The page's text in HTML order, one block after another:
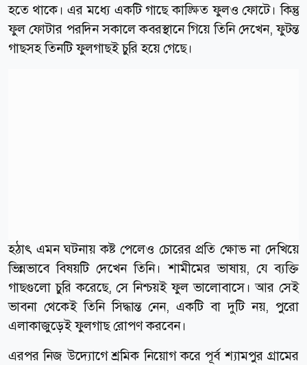
হতে থাকে। এর মধ্যে একটি গাছে কাঙ্ক্ষিত ফুলও ফোটে। কিন্তু
ফুল ফোটার পরদিন সকালে কবরস্থানে গিয়ে তিনি দেখেন, ফুটন্ত
গাছসহ তিনটি ফুলগাছই চুরি হয়ে গেছে।
হঠাৎ এমন ঘটনায় কষ্ট পেলেও চোরের প্রতি ক্ষোভ না দেখিয়ে
ভিন্নভাবে বিষয়টি দেখেন তিনি। শামীমের ভাষায়, যে ব্যক্তি
গাছগুলো চুরি করেছে, সে নিশ্চয়ই ফুল ভালোবাসে। আর সেই
ভাবনা থেকেই তিনি সিদ্ধান্ত নেন, একটি বা দুটি নয়, পুরো
এলাকাজুড়েই ফুলগাছ রোপণ করবেন।
এরপর নিজ উদ্যোগে শ্রমিক নিয়োগ করে পূর্ব শ্যামপুর গ্রামের